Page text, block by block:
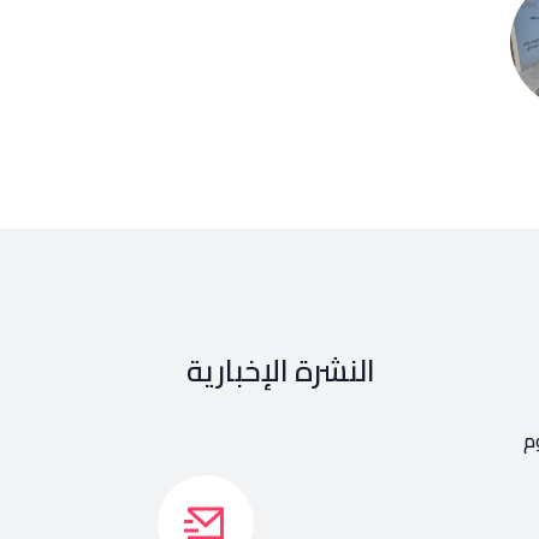
النشرة الإخبارية